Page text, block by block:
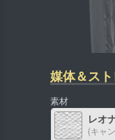
媒体＆ス
素材
レオ
(キャ